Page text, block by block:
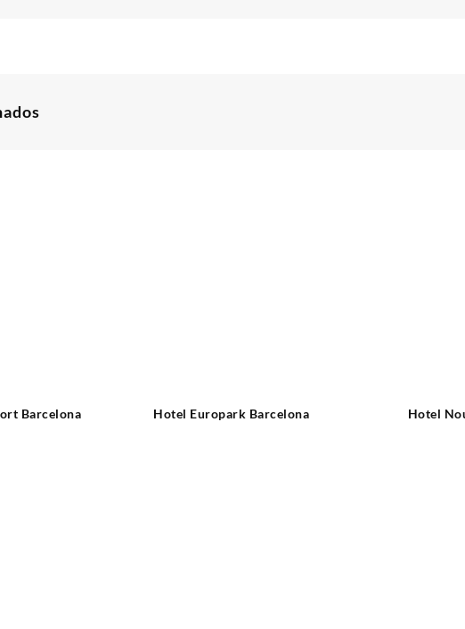
Barcelona Hotel Europark Barcelona Hotel